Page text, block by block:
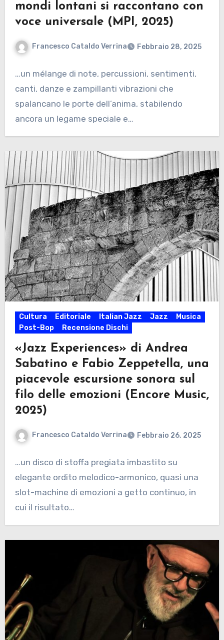
mondi lontani si raccontano con
voce universale (MPI, 2025)
Francesco Cataldo Verrina Febbraio 28, 2025
…un mélange di note, percussioni, sentimenti,
canti, danze e zampillanti vibrazioni che
spalancano le porte dell’anima, stabilendo
ancora un legame speciale e…
Cultura Editoriale Italian Jazz Jazz
Musica
Post-Bop
Recensione Dischi
«Jazz Experiences» di Andrea
Sabatino e Fabio Zeppetella, una
piacevole escursione sonora sul
filo delle emozioni (Encore Music,
2025)
Francesco Cataldo Verrina Febbraio 26, 2025
…un disco di stoffa pregiata imbastito su
elegante ordito melodico-armonico, quasi una
slot-machine di emozioni a getto continuo, in
cui il risultato…